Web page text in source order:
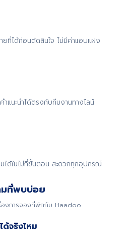
ายที่ได้ก่อนตัดสินใจ ไม่มีค่าแอบแฝง
แนะนำได้ตรงกับทีมงานทางไลน์
ได้ในไม่กี่ขั้นตอน สะดวกทุกอุปกรณ์
มที่พบบ่อย
องการจองที่พักกับ Haadoo
จริงไหม